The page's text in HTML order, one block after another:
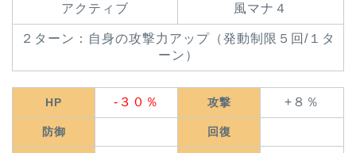
アクティブ 風マナ４
２ターン：自身の攻撃力アップ（発動制限５回/１タ
ーン）
HP -３０％ 攻撃 +８％
防御 回復